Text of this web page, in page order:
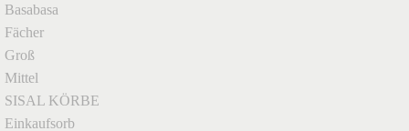
Basabasa
Fächer
Groß
Mittel
SISAL KÖRBE
Einkaufsorb